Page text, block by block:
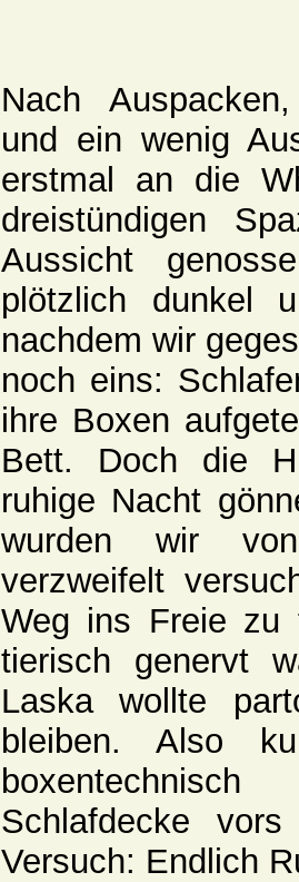
Nach
und ein wenig
erstmal an die
dreistündigen
Aussicht
plötzlich dunkel
nachdem wir
noch eins:
ihre Boxen
Bett. Doch die
ruhige Nacht
wurden wir
verzweifelt
Weg ins Freie zu
tierisch genervt
Laska wollte
bleiben. Also
Schlafdecke
Versuch: Endlich